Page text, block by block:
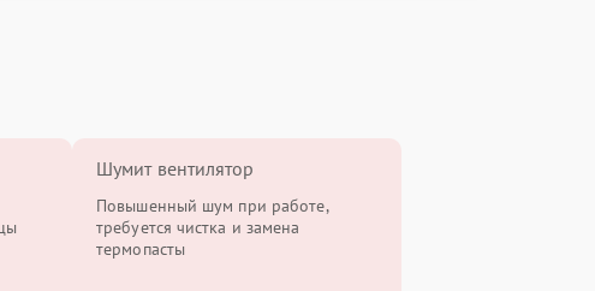
Шумит вентилятор
Повышенный шум при работе,
требуется чистка и замена
термопасты